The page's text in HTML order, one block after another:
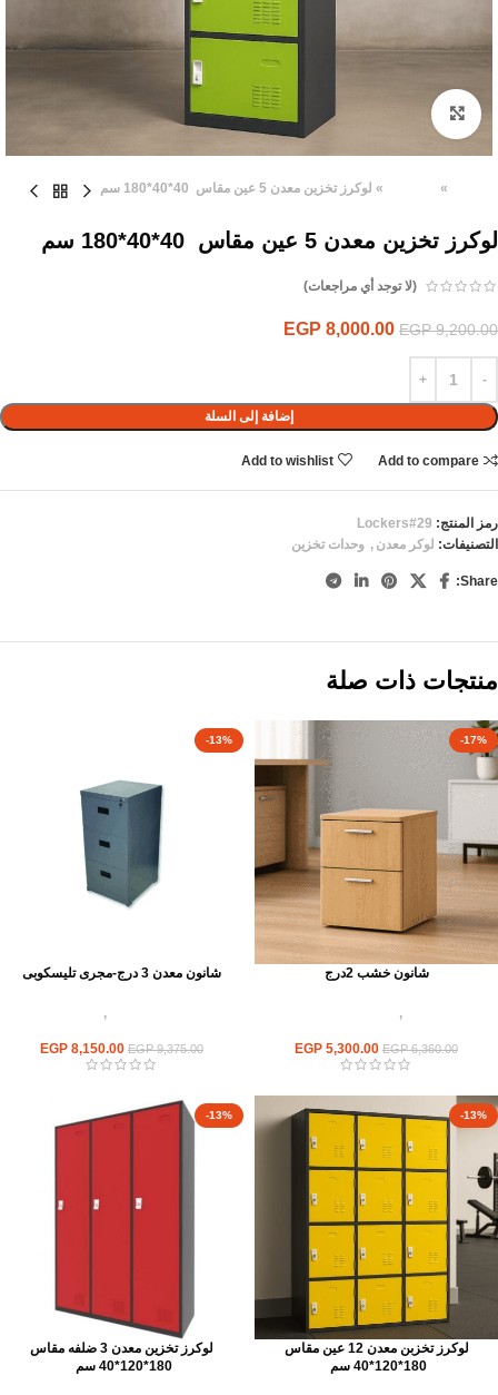
Click to enlarge
»
» لوكرز تخزين معدن 5 عين مقاس 40*40*180 سم
لوكرز تخزين معدن 5 عين مقاس 40*40*180 سم
(لا توجد أي مراجعات)
EGP9,200.00
EGP 8,000.00
إضافة إلى السلة
Add to compare
Add to wishlist
رمز المنتج: Lockers#29
التصنيفات: لوكر معدن , وحدات تخزين
Share:
منتجات ذات صلة
-17%
شانون خشب 2درج
,
EGP6,360.00
EGP 5,300.00
-13%
شانون معدن 3 درج-مجرى تليسكوبى
وحدات تخزين,
EGP9,375.00
EGP 8,150.00
-13%
لوكرز تخزبن معدن 12 عين مقاس
180*120*40 سم
-13%
لوكرز تخزين معدن 3 ضلفه مقاس
180*120*40 سم